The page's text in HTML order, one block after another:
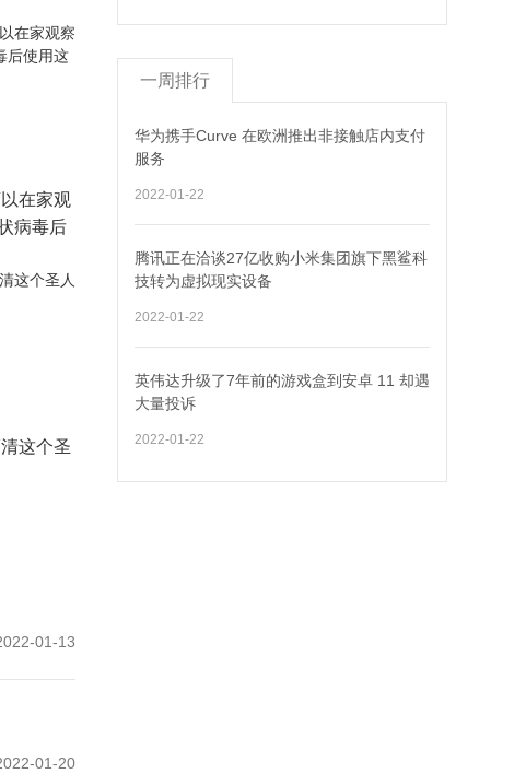
在家观
病毒后
这个圣
01-13
01-20
一周排行
华为携手Curve 在欧洲推出非接触店内支付
服务
2022-01-22
腾讯正在洽谈27亿收购小米集团旗下黑鲨科
技转为虚拟现实设备
2022-01-22
英伟达升级了7年前的游戏盒到安卓 11 却遇
大量投诉
2022-01-22